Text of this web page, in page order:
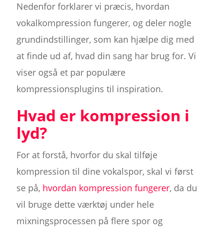
Nedenfor forklarer vi præcis, hvordan
vokalkompression fungerer, og deler nogle
grundindstillinger, som kan hjælpe dig med
at finde ud af, hvad din sang har brug for. Vi
viser også et par populære
kompressionsplugins til inspiration.
Hvad er kompression i
lyd?
For at forstå, hvorfor du skal tilføje
kompression til dine vokalspor, skal vi først
se på, hvordan kompression fungerer, da du
vil bruge dette værktøj under hele
mixningsprocessen på flere spor og